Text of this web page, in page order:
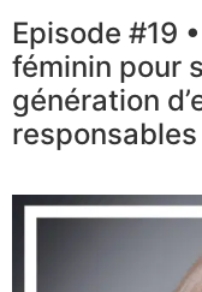
Episode #19
féminin pour
génération
responsables